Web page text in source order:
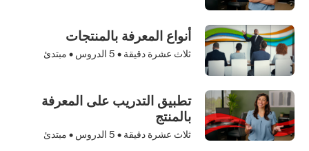
أنواع المعرفة بالمنتجات
ثلاث عشرة دقيقة • 5 الدروس • مبتدئ
تطبيق التدريب على المعرفة
بالمنتج
ثلاث عشرة دقيقة • 5 الدروس • مبتدئ